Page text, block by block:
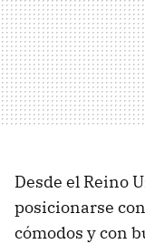
Desde el Reino
posicionarse
cómodos y con